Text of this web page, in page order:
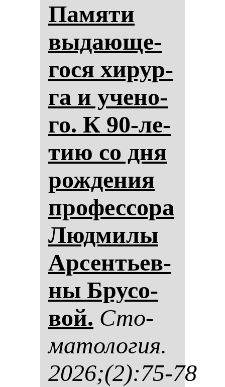
Па­мя­ти
вы­да­юще­
го­ся хи­рур­
га и уче­но­
го. К 90-ле­
тию со дня
рож­де­ния
про­фес­со­ра
Люд­ми­лы
Ар­сен­тьев­
ны Бру­со­
вой. Сто­
ма­то­ло­гия.
2026;(2):75-78